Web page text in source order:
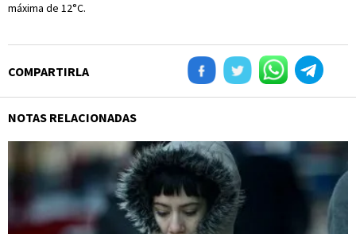
máxima de 12°C.
COMPARTIRLA
NOTAS RELACIONADAS